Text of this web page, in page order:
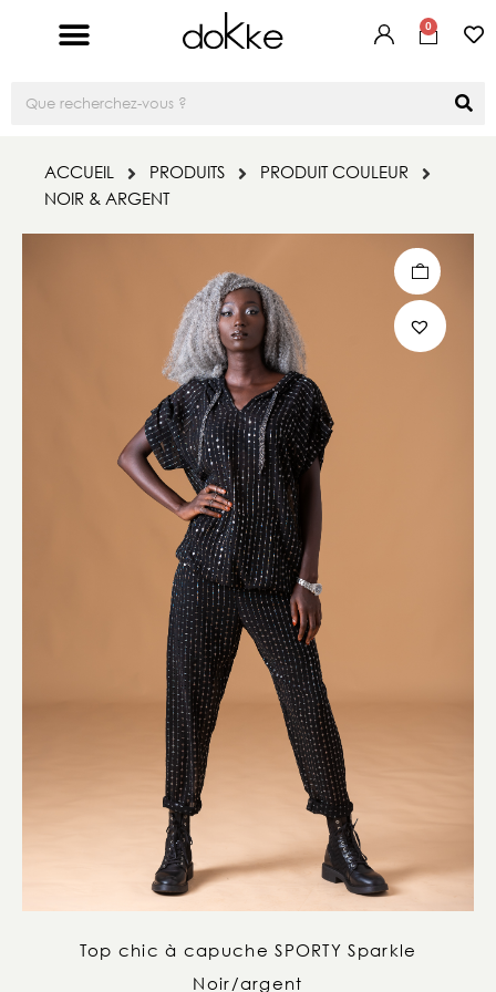
0
ACCUEIL PRODUITS
PRODUIT COULEUR
NOIR & ARGENT
Top chic à capuche SPORTY Sparkle
Noir/argent